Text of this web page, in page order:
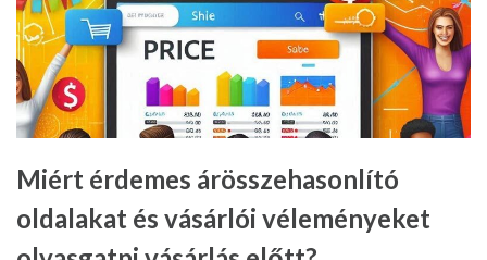
Miért érdemes árösszehasonlító
oldalakat és vásárlói véleményeket